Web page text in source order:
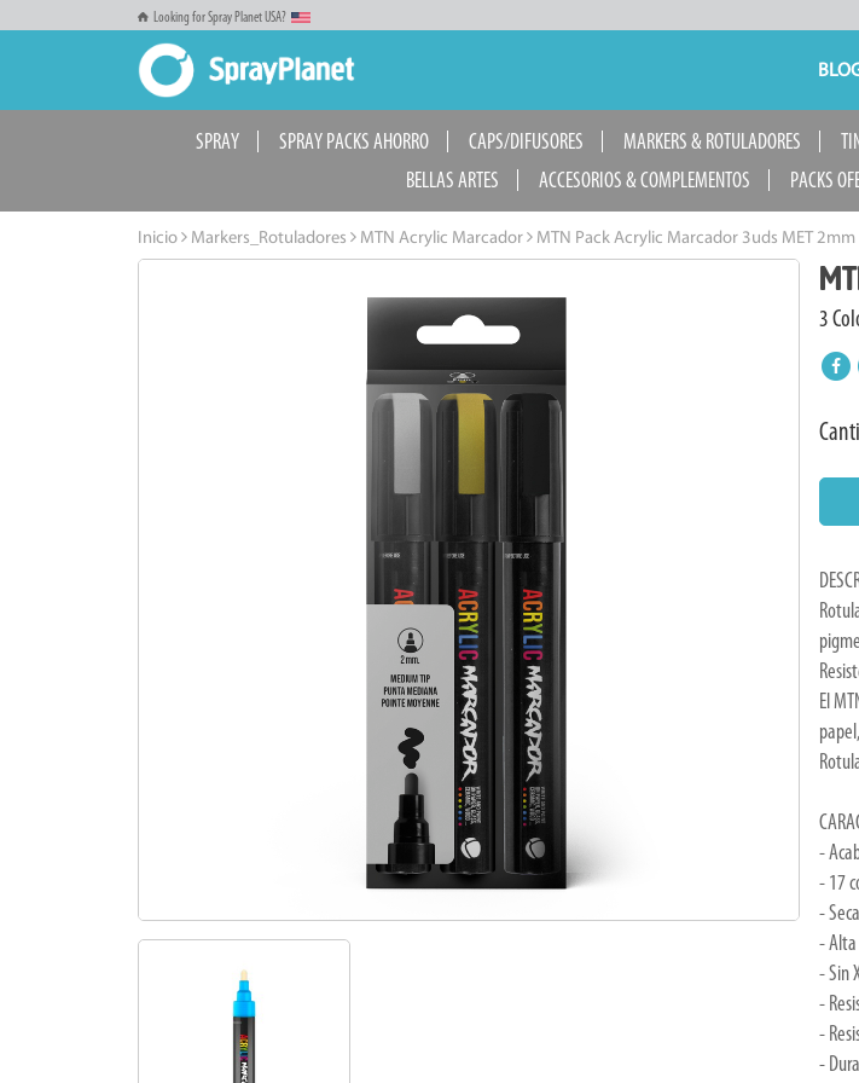
Looking for Spray Planet USA?
SPRAY SPRAY PACKS AHORRO CAPS/DIFUSORES MARKERS & ROTULADORES
BELLAS ARTES
ACCESORIOS & COMPLEMENTOS PACKS
Inicio Markers_Rotuladores MTN Acrylic Marcador MTN Pack Acrylic Marcador 3uds MET 2mm
3
El
-
- 17
-
-
- Sin
-
-
-